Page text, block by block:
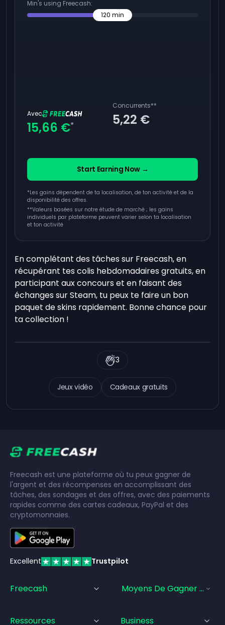
Min's using Freecash:
120 min
Avec
15,66 €*
Concurrents**
5,22 €
Start Earning Now →
*Les gains dépendent de ta localisation, de ton activité et de la
disponibilité des offres.
**Valeurs basées sur notre étude de marché ; les gains
individuels par plateforme peuvent varier selon ta localisation
et ton activité
En complétant des tâches sur Freecash, en
récupérant tes colis hebdomadaires gratuits, en
participant aux concours et en faisant des
échanges sur Steam, tu peux te faire un bon
paquet de skins rapidement. Bonne chance pour
ta collection !
Jeux vidéo Cadeaux gratuits
3
Freecash est une plateforme où tu peux gagner de
l'argent et des récompenses en accomplissant des
tâches, des sondages et des offres, avec des paiements
rapides comme des cartes cadeaux, PayPal et des
cryptomonnaies.
Excellent Trustpilot
Freecash Moyens De Gagner De
Ressources Business